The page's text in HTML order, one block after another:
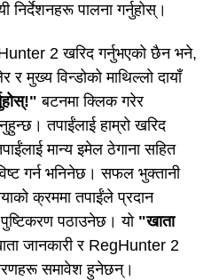
निर्देशनहरू पालना गर्नुहोस्।
2 खरिद गर्नुभएको छैन भने,
मुख्य विन्डोको माथिल्लो दायाँ
बटनमा क्लिक गरेर
तपाईंलाई हाम्रो खरिद
मान्य इमेल ठेगाना सहित
गर्न भनिनेछ। सफल भुक्तानी
क्रममा तपाईंले प्रदान
पुष्टिकरण पठाउनेछ। यो "खाता
जानकारी र RegHunter 2
समावेश हुनेछन्।